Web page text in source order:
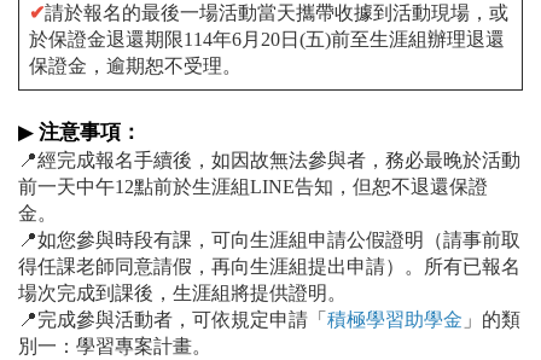
✔請於報名的最後一場活動當天攜帶收據到活動現場，或
於保證金退還期限114年6月20日(五)前至生涯組辦理退還
保證金，逾期恕不受理。
▶ 注意事項 ：
📍經完成報名手續後，如因故無法參與者，務必最晚於活動
前一天中午12點前於生涯組LINE告知，但恕不退還保證
金。
📍如您參與時段有課， 可向生涯組申請公假證明（請事前取
得任課老師同意請假，再向生涯組提出申請）。所有已報名
場次完成到課後，生涯組將提供證明。
📍完成參與活動者，可依規定申請「 積極學習助學金 」的類
別一：學習專案計畫。